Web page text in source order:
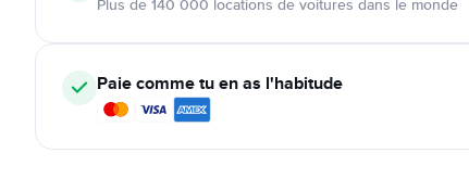
Plus de 140 000 locations de voitures dans le monde
Paie comme tu en as l'habitude